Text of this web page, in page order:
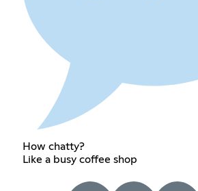
How chatty?
Like a busy coffee shop